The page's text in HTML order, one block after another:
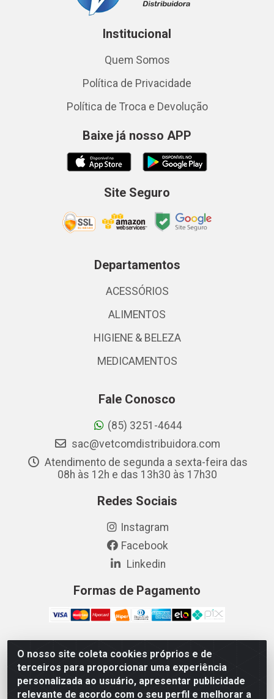
O nosso site coleta cookies próprios e de
terceiros para proporcionar uma experiência
personalizada ao usuário, apresentar publicidade
relevante de acordo com o seu perfil e melhorar a
Institucional
Quem Somos
Política de Privacidade
Política de Troca e Devolução
Baixe já nosso APP
Site Seguro
Departamentos
ACESSÓRIOS
ALIMENTOS
HIGIENE & BELEZA
MEDICAMENTOS
Fale Conosco
(85) 3251-4644
sac@vetcomdistribuidora.com
Atendimento de segunda a sexta-feira das
08h às 12h e das 13h30 às 17h30
Redes Sociais
Instagram
Facebook
Linkedin
Formas de Pagamento
Vetcom Distribuidora de Rações LTDA - Rua Maximiano
Barreto, 1040 - Barroso, Fortaleza/CE - CEP 60.863-260
- CNPJ 26.133.872/0001-11